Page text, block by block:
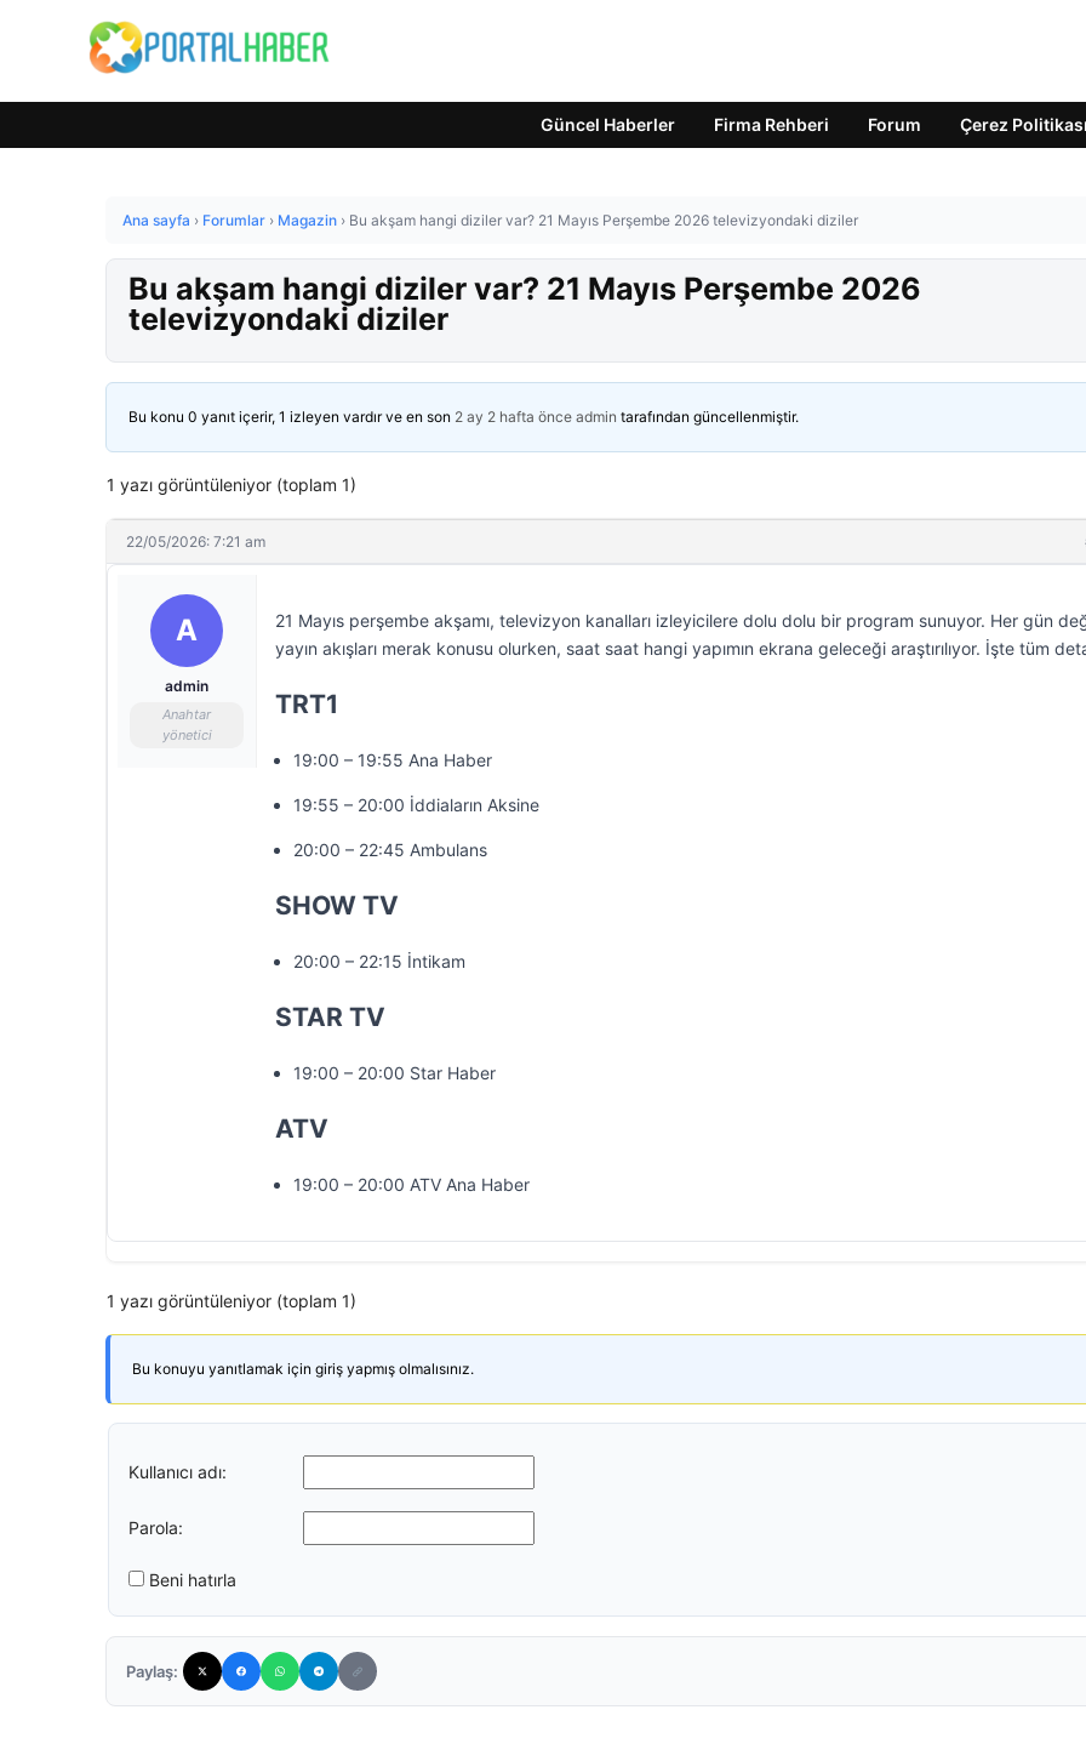
Güncel Haberler Firma Rehberi Forum Çerez Politikası
Ana sayfa › Forumlar › Magazin › Bu akşam hangi diziler var? 21 Mayıs Perşembe 2026 televizyondaki diziler
Bu akşam hangi diziler var? 21 Mayıs Perşembe 2026
televizyondaki diziler
Bu konu 0 yanıt içerir, 1 izleyen vardır ve en son 2 ay 2 hafta önce admin tarafından güncellenmiştir.
1 yazı görüntüleniyor (toplam 1)
22/05/2026: 7:21 am
A
admin
Anahtar
yönetici
21 Mayıs perşembe akşamı, televizyon kanalları izleyicilere dolu dolu bir program sunuyor. Her gün
yayın akışları merak konusu olurken, saat saat hangi yapımın ekrana geleceği araştırılıyor. İşte tüm
TRT1
19:00 – 19:55 Ana Haber
19:55 – 20:00 İddiaların Aksine
20:00 – 22:45 Ambulans
SHOW TV
20:00 – 22:15 İntikam
STAR TV
19:00 – 20:00 Star Haber
ATV
19:00 – 20:00 ATV Ana Haber
1 yazı görüntüleniyor (toplam 1)
Bu konuyu yanıtlamak için giriş yapmış olmalısınız.
Kullanıcı adı:
Parola:
Beni hatırla
Paylaş: